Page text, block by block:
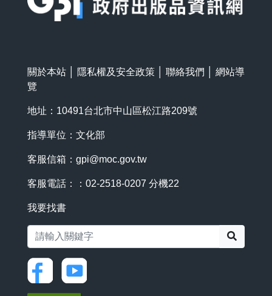
關於本站 隱私權及安全政策 聯絡我們
網站導
覽
地址：10491台北市中山區松江路209號
指導單位：文化部
客服信箱： gpi@moc.gov.tw
客服電話：：02-2518-0207 分機22
我要找書